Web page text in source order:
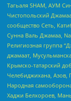
Тагьаля SHAM, АУМ
Чистопольский
сообщество Сеть,
Сунна Валь Джамаа,
Религиозная группа
джамаат,
Крымско-татарский
Челебиджихана, Азов,
Народная
Хаджи Белхороев,